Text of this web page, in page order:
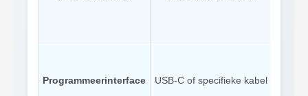
Programmeerinterface USB-C of specifieke kabel